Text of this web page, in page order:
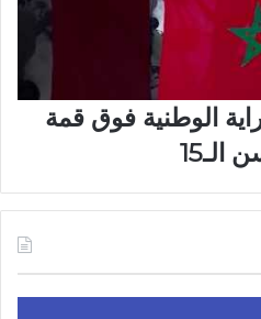
الوطنية فوق قمة